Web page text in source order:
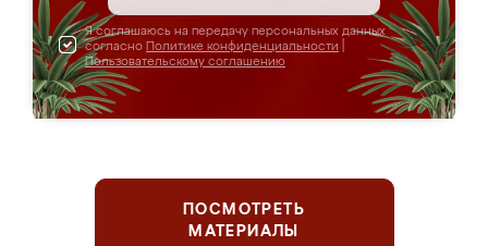
Я соглашаюсь на передачу персональных данных
согласно Политике конфиденциальности
Пользовательскому соглашению
ПОСМОТРЕТЬ
МАТЕРИАЛЫ